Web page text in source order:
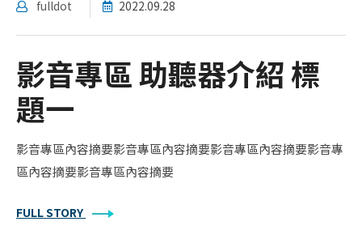
fulldot 2022.09.28
影音專區 助聽器介紹 標
題一
影音專區內容摘要影音專區內容摘要影音專區內容摘要影音專
區內容摘要影音專區內容摘要
FULL STORY